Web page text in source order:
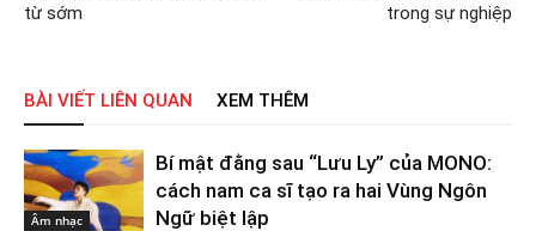
từ sớm
trong sự nghiệp
BÀI VIẾT LIÊN QUAN XEM THÊM
Âm nhạc
Bí mật đằng sau “Lưu Ly” của MONO:
cách nam ca sĩ tạo ra hai Vùng Ngôn
Ngữ biệt lập